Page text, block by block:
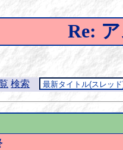
Re:
検索